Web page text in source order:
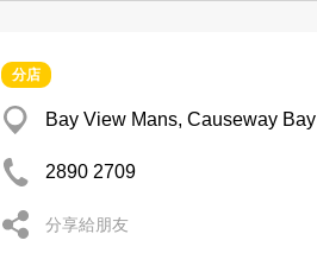
分店
Bay View Mans, Causeway Bay
2890 2709
分享給朋友